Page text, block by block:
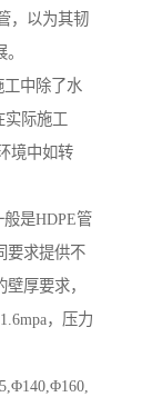
，以为其韧
工中除了水
实际施工
境中如转
般是HDPE管
要求提供不
厚要求，
，压力